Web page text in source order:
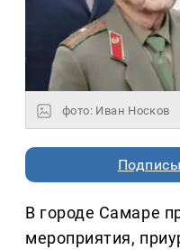
фото: Иван Носков
В городе Самаре
мероприятия,